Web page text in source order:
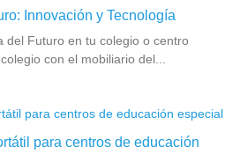
Innovación y Tecnología
del Futuro en tu colegio o centro
con el mobiliario del...
para centros de educación